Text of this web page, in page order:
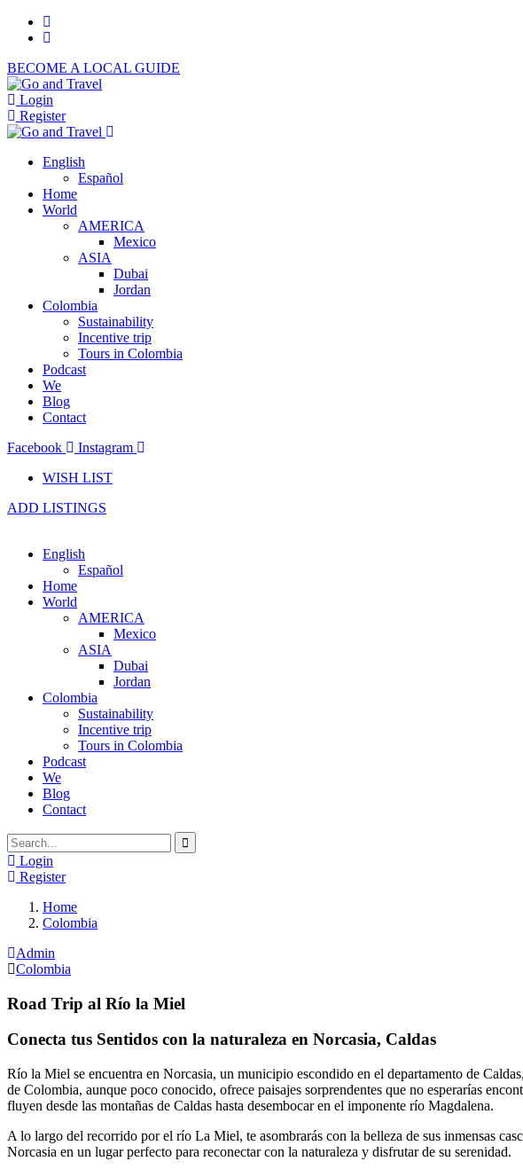
BECOME A LOCAL GUIDE
Login
Register
English
Español
Home
World
AMERICA
Mexico
ASIA
Dubai
Jordan
Colombia
Sustainability
Incentive trip
Tours in Colombia
Podcast
We
Blog
Contact
Facebook
Instagram
WISH LIST
ADD LISTINGS
English
Español
Home
World
AMERICA
Mexico
ASIA
Dubai
Jordan
Colombia
Sustainability
Incentive trip
Tours in Colombia
Podcast
We
Blog
Contact
Login
Register
Home
Colombia
Admin
Colombia
Road Trip al Río la Miel
Conecta tus Sentidos con la naturaleza en Norcasia, Caldas
Río la Miel se encuentra en Norcasia, un municipio escondido en el departamento de
de Colombia, aunque poco conocido, ofrece paisajes sorprendentes que no esperarías
fluyen desde las montañas de Caldas hasta desembocar en el imponente río Magdalena.
A lo largo del recorrido por el río La Miel, te asombrarás con la belleza de sus inmensas
Norcasia en un lugar perfecto para reconectar con la naturaleza y disfrutar de su serenidad.